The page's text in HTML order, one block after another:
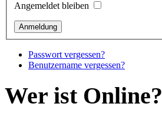
Angemeldet bleiben
Passwort vergessen?
Benutzername vergessen?
Wer ist Online?